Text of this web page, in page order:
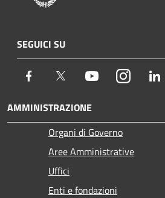
SEGUICI SU
Facebook Twitter YoutubeInstagram
AMMINISTRAZIONE
Organi di Governo
Aree Amministrative
Uffici
Enti e fondazioni